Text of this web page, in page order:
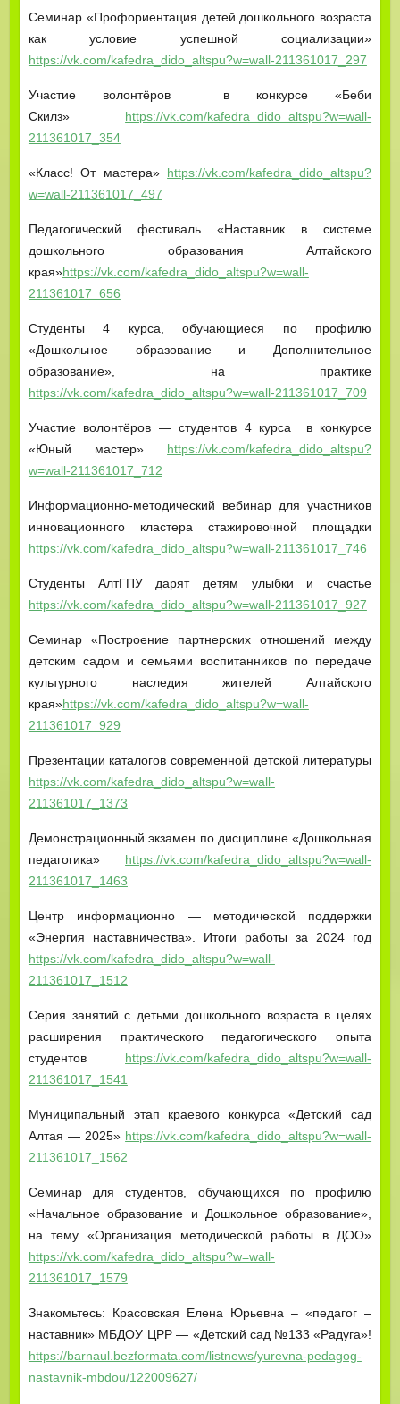
Семинар «Профориентация детей дошкольного возраста
как условие успешной социализации»
https://vk.com/kafedra_dido_altspu?w=wall-211361017_297
Участие волонтёров в конкурсе «Беби
Скилз» https://vk.com/kafedra_dido_altspu?w=wall-
211361017_354
«Класс! От мастера» https://vk.com/kafedra_dido_altspu?
w=wall-211361017_497
Педагогический фестиваль «Наставник в системе
дошкольного образования Алтайского
края»https://vk.com/kafedra_dido_altspu?w=wall-
211361017_656
Студенты 4 курса, обучающиеся по профилю
«Дошкольное образование и Дополнительное
образование», на практике
https://vk.com/kafedra_dido_altspu?w=wall-211361017_709
Участие волонтёров — студентов 4 курса в конкурсе
«Юный мастер» https://vk.com/kafedra_dido_altspu?
w=wall-211361017_712
Информационно-методический вебинар для участников
инновационного кластера стажировочной площадки
https://vk.com/kafedra_dido_altspu?w=wall-211361017_746
Студенты АлтГПУ дарят детям улыбки и счастье
https://vk.com/kafedra_dido_altspu?w=wall-211361017_927
Семинар «Построение партнерских отношений между
детским садом и семьями воспитанников по передаче
культурного наследия жителей Алтайского
края»https://vk.com/kafedra_dido_altspu?w=wall-
211361017_929
Презентации каталогов современной детской литературы
https://vk.com/kafedra_dido_altspu?w=wall-
211361017_1373
Демонстрационный экзамен по дисциплине «Дошкольная
педагогика» https://vk.com/kafedra_dido_altspu?w=wall-
211361017_1463
Центр информационно — методической поддержки
«Энергия наставничества». Итоги работы за 2024 год
https://vk.com/kafedra_dido_altspu?w=wall-
211361017_1512
Серия занятий с детьми дошкольного возраста в целях
расширения практического педагогического опыта
студентов https://vk.com/kafedra_dido_altspu?w=wall-
211361017_1541
Муниципальный этап краевого конкурса «Детский сад
Алтая — 2025» https://vk.com/kafedra_dido_altspu?w=wall-
211361017_1562
Семинар для студентов, обучающихся по профилю
«Начальное образование и Дошкольное образование»,
на тему «Организация методической работы в ДОО»
https://vk.com/kafedra_dido_altspu?w=wall-
211361017_1579
Знакомьтесь: Красовская Елена Юрьевна – «педагог –
наставник» МБДОУ ЦРР — «Детский сад №133 «Радуга»!
https://barnaul.bezformata.com/listnews/yurevna-pedagog-
nastavnik-mbdou/122009627/